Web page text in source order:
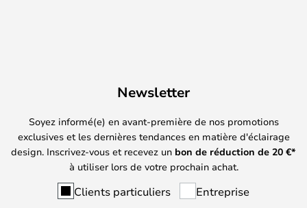
Newsletter
Soyez informé(e) en avant-première de nos promotions
exclusives et les dernières tendances en matière d'éclairage
design. Inscrivez-vous et recevez un bon de réduction de 20 €*
à utiliser lors de votre prochain achat.
Clients particuliers Entreprise